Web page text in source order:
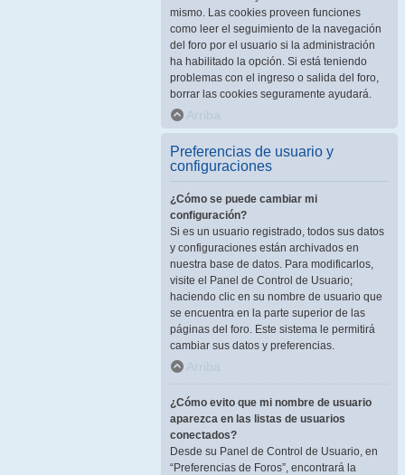
mismo. Las cookies proveen funciones
como leer el seguimiento de la navegación
del foro por el usuario si la administración
ha habilitado la opción. Si está teniendo
problemas con el ingreso o salida del foro,
borrar las cookies seguramente ayudará.
Arriba
Preferencias de usuario y
configuraciones
¿Cómo se puede cambiar mi
configuración?
Si es un usuario registrado, todos sus datos
y configuraciones están archivados en
nuestra base de datos. Para modificarlos,
visite el Panel de Control de Usuario;
haciendo clic en su nombre de usuario que
se encuentra en la parte superior de las
páginas del foro. Este sistema le permitirá
cambiar sus datos y preferencias.
Arriba
¿Cómo evito que mi nombre de usuario
aparezca en las listas de usuarios
conectados?
Desde su Panel de Control de Usuario, en
“Preferencias de Foros”, encontrará la